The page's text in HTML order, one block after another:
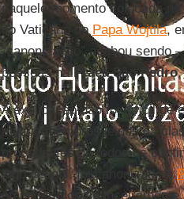
naquele momento colocada
no Vaticano doPapa Wojtila,
“canonização” acabou sendo
pessoas naPraça São Pedro,
A explicação não foi difícil de
muitos membros leigos da
procedentes de todos os
logo depois, foi canonizado o
empoderados